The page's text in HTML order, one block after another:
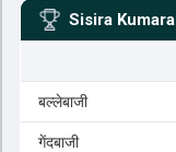
Sisira Kumara
बल्लेबाजी
गेंदबाजी